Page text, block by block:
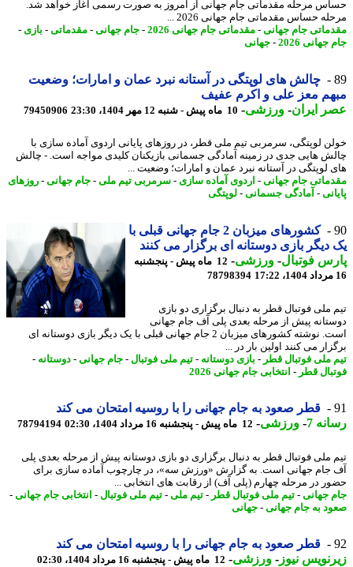
مرحله مقدماتی جام جهانی از امروز به صورت رسمی آغاز خواهد شد.
حساس مقدماتی جام جهانی 2026 ...
جام جهانی-مقدماتی جام جهانی 2026 -جام جهانی-مقدماتی-بازی -
2026
-جهانی
چالش های لوپتگی در آستانه نبرد عمان و امارات؛ وضعیت
معز علی و اکرم عفیف
ایران- ورزشی-10 ماه پیش - شنبه 12 مهر 1404، 23:30 79450906
لوپتگی، سرمربی تیم ملی قطر، در روزهای پایانی اردوی آماده سازی با
هایی جدی در زمینه آمادگی جسمانی بازیکنان کلیدی مواجه است. - چالش
لوپتگی در آستانه نبرد عمان و امارات؛ وضعیت ...
جام جهانی-اردوی آماده سازی- سرمربی تیم ملی -جام جهانی-روزهای
-آمادگی جسمانی-لوپتگی
کشورهای میزبان 2 جام جهانی قبلی با
دیگر بازی دوستانه ای برگزار می کنند
فوتبال-ورزشی-
12 ماه پیش - پنجشنبه
78798394
ملی فوتبال قطر به دنبال برگزاری دو بازی
پیش از مرحله بعدی پلی آف جام جهانی
است. نوشته کشورهای میزبان 2 جام جهانی قبلی با یک دیگر بازی دوستانه ای
می کنند اولین بار در ...
ملی فوتبال قطر -بازی دوستانه-تیم ملی فوتبال-جام جهانی-دوستانه-
قطر -انتخابی جام جهانی 2026
قطر صعود به جام جهانی را با روسیه امتحان می کند
7
-ورزشی-12 ماه پیش - پنجشنبه 16 مرداد 1404، 02:30 78794194
ملی فوتبال قطر به دنبال برگزاری دو بازی دوستانه پیش از مرحله بعدی پلی
جهانی است. به گزارش «ورزش سه»، در چارچوب آماده سازی برای
در مرحله چهارم (پلی آف) از رقابت های انتخابی ...
جهانی-تیم ملی فوتبال قطر -تیم ملی -تیم ملی فوتبال-انتخابی جام جهانی-
به جام جهانی-جهانی
قطر صعود به جام جهانی را با روسیه امتحان می کند
نیوز-ورزشی-12 ماه پیش - پنجشنبه 16 مرداد 1404، 02:30